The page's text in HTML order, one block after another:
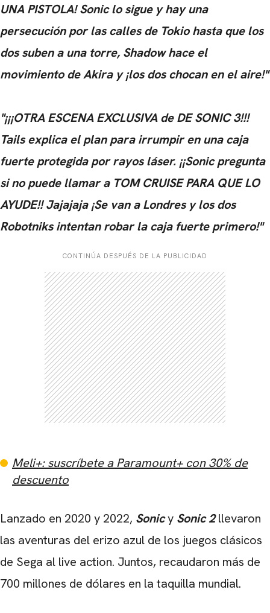
UNA PISTOLA! Sonic lo sigue y hay una
persecución por las calles de Tokio hasta que los
dos suben a una torre, Shadow hace el
movimiento de Akira y ¡los dos chocan en el aire!"
"¡¡¡OTRA ESCENA EXCLUSIVA de DE SONIC 3!!!
Tails explica el plan para irrumpir en una caja
fuerte protegida por rayos láser. ¡¡Sonic pregunta
si no puede llamar a TOM CRUISE PARA QUE LO
AYUDE!! Jajajaja ¡Se van a Londres y los dos
Robotniks intentan robar la caja fuerte primero!"
CONTINÚA DESPUÉS DE LA PUBLICIDAD
Meli+: suscríbete a Paramount+ con 30% de
descuento
Lanzado en 2020 y 2022, Sonicy Sonic 2llevaron
las aventuras del erizo azul de los juegos clásicos
de Sega al live action. Juntos, recaudaron más de
700 millones de dólares en la taquilla mundial.
CARREGANDO PUBLICIDADE